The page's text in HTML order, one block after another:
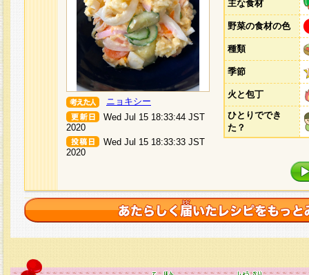
ニョキシー
Wed Jul 15 18:33:44 JST
2020
Wed Jul 15 18:33:33 JST
2020
主な食材
野菜の食材の色
種類
季節
火と包丁
ひとりででき
た？